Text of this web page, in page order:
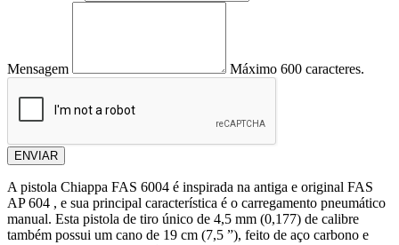
Mensagem Máximo 600 caracteres.
ENVIAR
A pistola Chiappa FAS 6004 é inspirada na antiga e original FAS
AP 604 , e sua principal característica é o carregamento pneumático
manual. Esta pistola de tiro único de 4,5 mm (0,177) de calibre
também possui um cano de 19 cm (7,5 ”), feito de aço carbono e